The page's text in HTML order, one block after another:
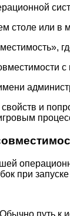
столе или
и
при
путь